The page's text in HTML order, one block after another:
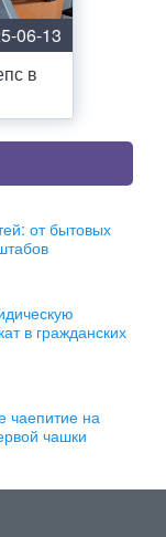
06-13
в
от бытовых
в гражданских
чаепитие на
чашки